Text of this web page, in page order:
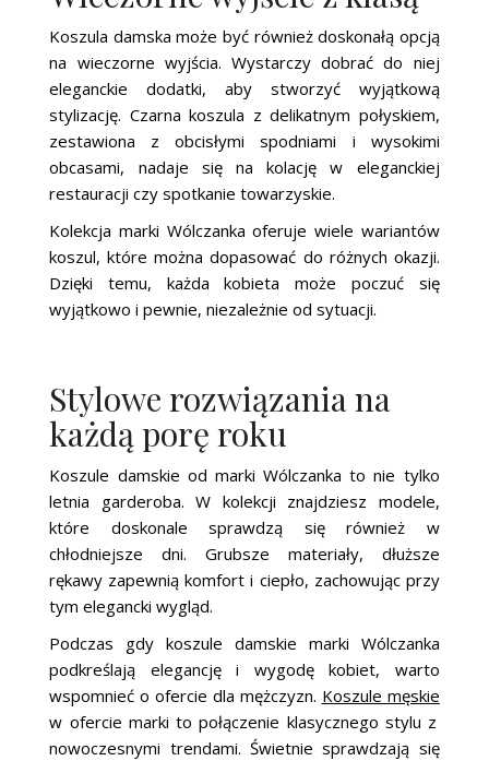
Koszula damska może być również doskonałą opcją
na wieczorne wyjścia. Wystarczy dobrać do niej
eleganckie dodatki, aby stworzyć wyjątkową
stylizację. Czarna koszula z delikatnym połyskiem,
zestawiona z obcisłymi spodniami i wysokimi
obcasami, nadaje się na kolację w eleganckiej
restauracji czy spotkanie towarzyskie.
Kolekcja marki Wólczanka oferuje wiele wariantów
koszul, które można dopasować do różnych okazji.
Dzięki temu, każda kobieta może poczuć się
wyjątkowo i pewnie, niezależnie od sytuacji.
Stylowe rozwiązania na
każdą porę roku
Koszule damskie od marki Wólczanka to nie tylko
letnia garderoba. W kolekcji znajdziesz modele,
które doskonale sprawdzą się również w
chłodniejsze dni. Grubsze materiały, dłuższe
rękawy zapewnią komfort i ciepło, zachowując przy
tym elegancki wygląd.
Podczas gdy koszule damskie marki Wólczanka
podkreślają elegancję i wygodę kobiet, warto
wspomnieć o ofercie dla mężczyzn. Koszule męskie
w ofercie marki to połączenie klasycznego stylu z
nowoczesnymi trendami. Świetnie sprawdzają się